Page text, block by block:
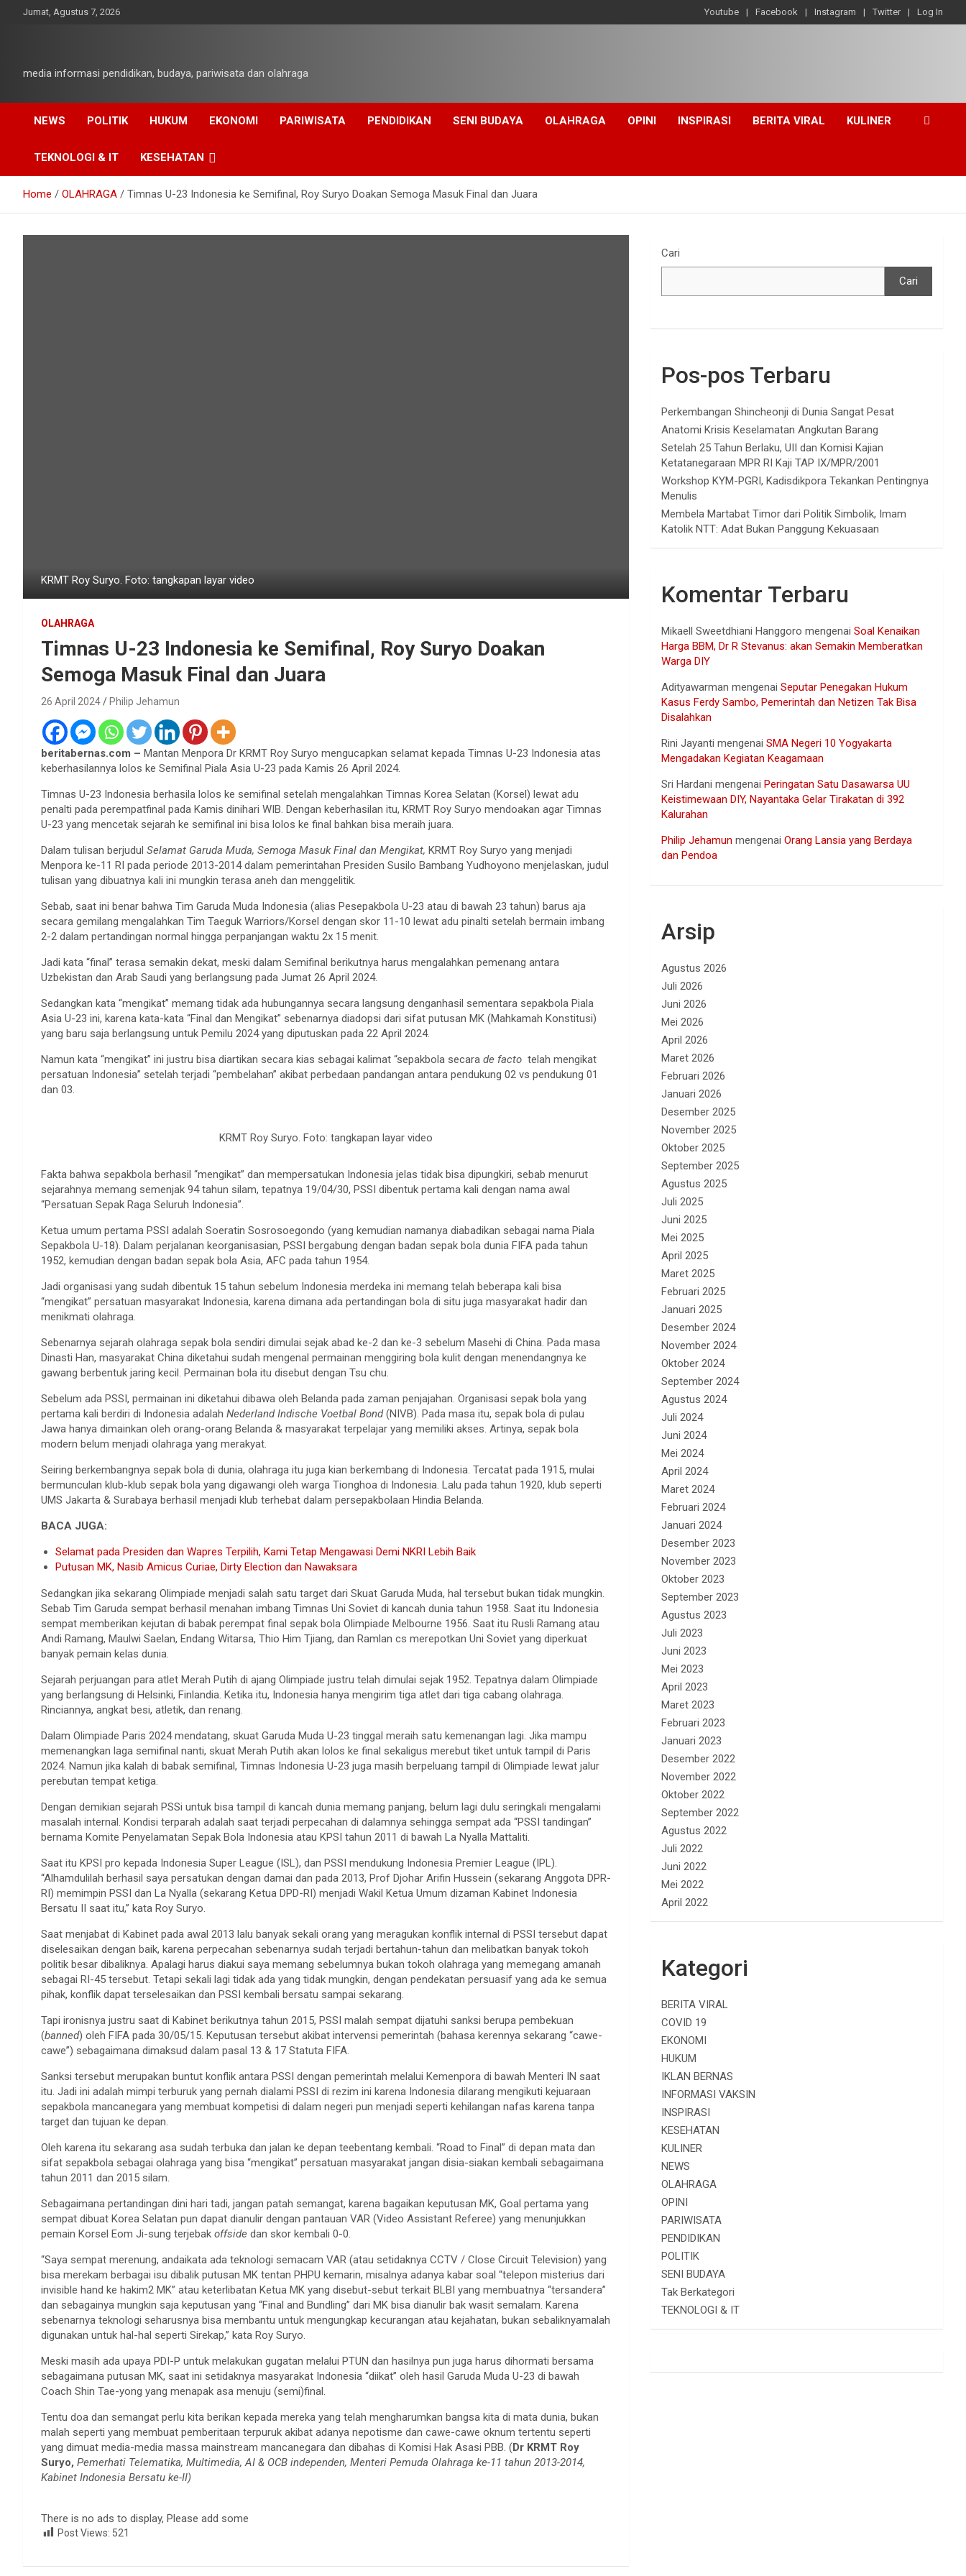
Jumat, Agustus 7, 2026 Youtube Facebook Instagram Twitter Log In
media informasi pendidikan, budaya, pariwisata dan olahraga
NEWS POLITIK HUKUM EKONOMI PARIWISATA PENDIDIKAN SENI BUDAYA OLAHRAGA OPINI INSPIRASI BERITA VIRAL KULINER
TEKNOLOGI & IT KESEHATAN
Home OLAHRAGA Timnas U-23 Indonesia ke Semifinal, Roy Suryo Doakan Semoga Masuk Final dan Juara
KRMT Roy Suryo. Foto: tangkapan layar video
OLAHRAGA
Timnas U-23 Indonesia ke Semifinal, Roy Suryo Doakan
Semoga Masuk Final dan Juara
26 April 2024 Philip Jehamun
beritabernas.com – Mantan Menpora Dr KRMT Roy Suryo mengucapkan selamat kepada Timnas U-23 Indonesia atas
keberhasilannya lolos ke Semifinal Piala Asia U-23 pada Kamis 26 April 2024.
Timnas U-23 Indonesia berhasila lolos ke semifinal setelah mengalahkan Timnas Korea Selatan (Korsel) lewat adu
penalti pada perempatfinal pada Kamis dinihari WIB. Dengan keberhasilan itu, KRMT Roy Suryo mendoakan agar Timnas
U-23 yang mencetak sejarah ke semifinal ini bisa lolos ke final bahkan bisa meraih juara.
Dalam tulisan berjudul Selamat Garuda Muda, Semoga Masuk Final dan Mengikat, KRMT Roy Suryo yang menjadi
Menpora ke-11 RI pada periode 2013-2014 dalam pemerintahan Presiden Susilo Bambang Yudhoyono menjelaskan, judul
tulisan yang dibuatnya kali ini mungkin terasa aneh dan menggelitik.
Sebab, saat ini benar bahwa Tim Garuda Muda Indonesia (alias Pesepakbola U-23 atau di bawah 23 tahun) barus aja
secara gemilang mengalahkan Tim Taeguk Warriors/Korsel dengan skor 11-10 lewat adu pinalti setelah bermain imbang
2-2 dalam pertandingan normal hingga perpanjangan waktu 2x 15 menit.
Jadi kata “final” terasa semakin dekat, meski dalam Semifinal berikutnya harus mengalahkan pemenang antara
Uzbekistan dan Arab Saudi yang berlangsung pada Jumat 26 April 2024.
Sedangkan kata “mengikat” memang tidak ada hubungannya secara langsung denganhasil sementara sepakbola Piala
Asia U-23 ini, karena kata-kata “Final dan Mengikat” sebenarnya diadopsi dari sifat putusan MK (Mahkamah Konstitusi)
yang baru saja berlangsung untuk Pemilu 2024 yang diputuskan pada 22 April 2024.
Namun kata “mengikat” ini justru bisa diartikan secara kias sebagai kalimat “sepakbola secara de facto telah mengikat
persatuan Indonesia” setelah terjadi “pembelahan” akibat perbedaan pandangan antara pendukung 02 vs pendukung 01
dan 03.
KRMT Roy Suryo. Foto: tangkapan layar video
Fakta bahwa sepakbola berhasil “mengikat” dan mempersatukan Indonesia jelas tidak bisa dipungkiri, sebab menurut
sejarahnya memang semenjak 94 tahun silam, tepatnya 19/04/30, PSSI dibentuk pertama kali dengan nama awal
“Persatuan Sepak Raga Seluruh Indonesia”.
Ketua umum pertama PSSI adalah Soeratin Sosrosoegondo (yang kemudian namanya diabadikan sebagai nama Piala
Sepakbola U-18). Dalam perjalanan keorganisasian, PSSI bergabung dengan badan sepak bola dunia FIFA pada tahun
1952, kemudian dengan badan sepak bola Asia, AFC pada tahun 1954.
Jadi organisasi yang sudah dibentuk 15 tahun sebelum Indonesia merdeka ini memang telah beberapa kali bisa
“mengikat” persatuan masyarakat Indonesia, karena dimana ada pertandingan bola di situ juga masyarakat hadir dan
menikmati olahraga.
Sebenarnya sejarah olahraga sepak bola sendiri dimulai sejak abad ke-2 dan ke-3 sebelum Masehi di China. Pada masa
Dinasti Han, masyarakat China diketahui sudah mengenal permainan menggiring bola kulit dengan menendangnya ke
gawang berbentuk jaring kecil. Permainan bola itu disebut dengan Tsu chu.
Sebelum ada PSSI, permainan ini diketahui dibawa oleh Belanda pada zaman penjajahan. Organisasi sepak bola yang
pertama kali berdiri di Indonesia adalah Nederland Indische Voetbal Bond(NIVB). Pada masa itu, sepak bola di pulau
Jawa hanya dimainkan oleh orang-orang Belanda & masyarakat terpelajar yang memiliki akses. Artinya, sepak bola
modern belum menjadi olahraga yang merakyat.
Seiring berkembangnya sepak bola di dunia, olahraga itu juga kian berkembang di Indonesia. Tercatat pada 1915, mulai
bermunculan klub-klub sepak bola yang digawangi oleh warga Tionghoa di Indonesia. Lalu pada tahun 1920, klub seperti
UMS Jakarta & Surabaya berhasil menjadi klub terhebat dalam persepakbolaan Hindia Belanda.
BACA JUGA:
Selamat pada Presiden dan Wapres Terpilih, Kami Tetap Mengawasi Demi NKRI Lebih Baik
Putusan MK, Nasib Amicus Curiae, Dirty Election dan Nawaksara
Sedangkan jika sekarang Olimpiade menjadi salah satu target dari Skuat Garuda Muda, hal tersebut bukan tidak mungkin.
Sebab Tim Garuda sempat berhasil menahan imbang Timnas Uni Soviet di kancah dunia tahun 1958. Saat itu Indonesia
sempat memberikan kejutan di babak perempat final sepak bola Olimpiade Melbourne 1956. Saat itu Rusli Ramang atau
Andi Ramang, Maulwi Saelan, Endang Witarsa, Thio Him Tjiang, dan Ramlan cs merepotkan Uni Soviet yang diperkuat
banyak pemain kelas dunia.
Sejarah perjuangan para atlet Merah Putih di ajang Olimpiade justru telah dimulai sejak 1952. Tepatnya dalam Olimpiade
yang berlangsung di Helsinki, Finlandia. Ketika itu, Indonesia hanya mengirim tiga atlet dari tiga cabang olahraga.
Rinciannya, angkat besi, atletik, dan renang.
Dalam Olimpiade Paris 2024 mendatang, skuat Garuda Muda U-23 tinggal meraih satu kemenangan lagi. Jika mampu
memenangkan laga semifinal nanti, skuat Merah Putih akan lolos ke final sekaligus merebut tiket untuk tampil di Paris
2024. Namun jika kalah di babak semifinal, Timnas Indonesia U-23 juga masih berpeluang tampil di Olimpiade lewat jalur
perebutan tempat ketiga.
Dengan demikian sejarah PSSi untuk bisa tampil di kancah dunia memang panjang, belum lagi dulu seringkali mengalami
masalah internal. Kondisi terparah adalah saat terjadi perpecahan di dalamnya sehingga sempat ada “PSSI tandingan”
bernama Komite Penyelamatan Sepak Bola Indonesia atau KPSI tahun 2011 di bawah La Nyalla Mattaliti.
Saat itu KPSI pro kepada Indonesia Super League (ISL), dan PSSI mendukung Indonesia Premier League (IPL).
“Alhamdulilah berhasil saya persatukan dengan damai dan pada 2013, Prof Djohar Arifin Hussein (sekarang Anggota DPR-
RI) memimpin PSSI dan La Nyalla (sekarang Ketua DPD-RI) menjadi Wakil Ketua Umum dizaman Kabinet Indonesia
Bersatu II saat itu,” kata Roy Suryo.
Saat menjabat di Kabinet pada awal 2013 lalu banyak sekali orang yang meragukan konflik internal di PSSI tersebut dapat
diselesaikan dengan baik, karena perpecahan sebenarnya sudah terjadi bertahun-tahun dan melibatkan banyak tokoh
politik besar dibaliknya. Apalagi harus diakui saya memang sebelumnya bukan tokoh olahraga yang memegang amanah
sebagai RI-45 tersebut. Tetapi sekali lagi tidak ada yang tidak mungkin, dengan pendekatan persuasif yang ada ke semua
pihak, konflik dapat terselesaikan dan PSSI kembali bersatu sampai sekarang.
Tapi ironisnya justru saat di Kabinet berikutnya tahun 2015, PSSI malah sempat dijatuhi sanksi berupa pembekuan
(banned) oleh FIFA pada 30/05/15. Keputusan tersebut akibat intervensi pemerintah (bahasa kerennya sekarang “cawe-
cawe”) sebagaimana dimaksud dalam pasal 13 & 17 Statuta FIFA.
Sanksi tersebut merupakan buntut konflik antara PSSI dengan pemerintah melalui Kemenpora di bawah Menteri IN saat
itu. Jadi ini adalah mimpi terburuk yang pernah dialami PSSI di rezim ini karena Indonesia dilarang mengikuti kejuaraan
sepakbola mancanegara yang membuat kompetisi di dalam negeri pun menjadi seperti kehilangan nafas karena tanpa
target dan tujuan ke depan.
Oleh karena itu sekarang asa sudah terbuka dan jalan ke depan teebentang kembali. “Road to Final” di depan mata dan
sifat sepakbola sebagai olahraga yang bisa “mengikat” persatuan masyarakat jangan disia-siakan kembali sebagaimana
tahun 2011 dan 2015 silam.
Sebagaimana pertandingan dini hari tadi, jangan patah semangat, karena bagaikan keputusan MK, Goal pertama yang
sempat dibuat Korea Selatan pun dapat dianulir dengan pantauan VAR (Video Assistant Referee) yang menunjukkan
pemain Korsel Eom Ji-sung terjebak offside dan skor kembali 0-0.
“Saya sempat merenung, andaikata ada teknologi semacam VAR (atau setidaknya CCTV / Close Circuit Television) yang
bisa merekam berbagai isu dibalik putusan MK tentan PHPU kemarin, misalnya adanya kabar soal “telepon misterius dari
invisible hand ke hakim2 MK” atau keterlibatan Ketua MK yang disebut-sebut terkait BLBI yang membuatnya “tersandera”
dan sebagainya mungkin saja keputusan yang “Final and Bundling” dari MK bisa dianulir bak wasit semalam. Karena
sebenarnya teknologi seharusnya bisa membantu untuk mengungkap kecurangan atau kejahatan, bukan sebaliknyamalah
digunakan untuk hal-hal seperti Sirekap,” kata Roy Suryo.
Meski masih ada upaya PDI-P untuk melakukan gugatan melalui PTUN dan hasilnya pun juga harus dihormati bersama
sebagaimana putusan MK, saat ini setidaknya masyarakat Indonesia “diikat” oleh hasil Garuda Muda U-23 di bawah
Coach Shin Tae-yong yang menapak asa menuju (semi)final.
Tentu doa dan semangat perlu kita berikan kepada mereka yang telah mengharumkan bangsa kita di mata dunia, bukan
malah seperti yang membuat pemberitaan terpuruk akibat adanya nepotisme dan cawe-cawe oknum tertentu seperti
yang dimuat media-media massa mainstream mancanegara dan dibahas di Komisi Hak Asasi PBB. (Dr KRMT Roy
Suryo, Pemerhati Telematika, Multimedia, AI & OCB independen, Menteri Pemuda Olahraga ke-11 tahun 2013-2014,
Kabinet Indonesia Bersatu ke-II)
There is no ads to display, Please add some
Post Views: 521
Cari
Cari
Pos-pos Terbaru
Perkembangan Shincheonji di Dunia Sangat Pesat
Anatomi Krisis Keselamatan Angkutan Barang
Setelah 25 Tahun Berlaku, UII dan Komisi Kajian
Ketatanegaraan MPR RI Kaji TAP IX/MPR/2001
Workshop KYM-PGRI, Kadisdikpora Tekankan Pentingnya
Menulis
Membela Martabat Timor dari Politik Simbolik, Imam
Katolik NTT: Adat Bukan Panggung Kekuasaan
Komentar Terbaru
Mikaell Sweetdhiani Hanggoro mengenaiSoal Kenaikan
Harga BBM, Dr R Stevanus: akan Semakin Memberatkan
Warga DIY
Adityawarman mengenaiSeputar Penegakan Hukum
Kasus Ferdy Sambo, Pemerintah dan Netizen Tak Bisa
Disalahkan
Rini Jayanti mengenaiSMA Negeri 10 Yogyakarta
Mengadakan Kegiatan Keagamaan
Sri Hardani mengenaiPeringatan Satu Dasawarsa UU
Keistimewaan DIY, Nayantaka Gelar Tirakatan di 392
Kalurahan
Philip Jehamun mengenaiOrang Lansia yang Berdaya
dan Pendoa
Arsip
Agustus 2026
Juli 2026
Juni 2026
Mei 2026
April 2026
Maret 2026
Februari 2026
Januari 2026
Desember 2025
November 2025
Oktober 2025
September 2025
Agustus 2025
Juli 2025
Juni 2025
Mei 2025
April 2025
Maret 2025
Februari 2025
Januari 2025
Desember 2024
November 2024
Oktober 2024
September 2024
Agustus 2024
Juli 2024
Juni 2024
Mei 2024
April 2024
Maret 2024
Februari 2024
Januari 2024
Desember 2023
November 2023
Oktober 2023
September 2023
Agustus 2023
Juli 2023
Juni 2023
Mei 2023
April 2023
Maret 2023
Februari 2023
Januari 2023
Desember 2022
November 2022
Oktober 2022
September 2022
Agustus 2022
Juli 2022
Juni 2022
Mei 2022
April 2022
Kategori
BERITA VIRAL
COVID 19
EKONOMI
HUKUM
IKLAN BERNAS
INFORMASI VAKSIN
INSPIRASI
KESEHATAN
KULINER
NEWS
OLAHRAGA
OPINI
PARIWISATA
PENDIDIKAN
POLITIK
SENI BUDAYA
Tak Berkategori
TEKNOLOGI & IT